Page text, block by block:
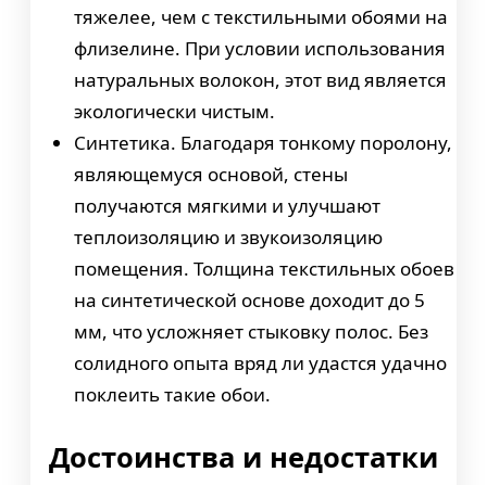
тяжелее, чем с текстильными обоями на
флизелине. При условии использования
натуральных волокон, этот вид является
экологически чистым.
Синтетика. Благодаря тонкому поролону,
являющемуся основой, стены
получаются мягкими и улучшают
теплоизоляцию и звукоизоляцию
помещения. Толщина текстильных обоев
на синтетической основе доходит до 5
мм, что усложняет стыковку полос. Без
солидного опыта вряд ли удастся удачно
поклеить такие обои.
Достоинства и недостатки